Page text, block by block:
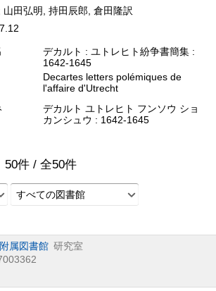
田弘明, 持田辰郎, 倉田隆訳
デカルト : ユトレヒト紛争書簡集 :
1642-1645
Decartes letters polémiques de
l'affaire d'Utrecht
デカルト ユトレヒト フンソウ ショ
カンシュウ : 1642-1645
50件 / 全50件
すべての図書館
属図書館 研究室